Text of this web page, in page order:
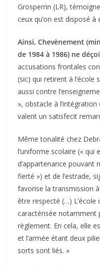
Grosperrin (LR),
ceux qu’on est disposé à
Ainsi, Chevènement
de 1984 à 1986) ne
accusations frontales
(sic) qui retirent à l’école
aussi contre
», obstacle à
valent un satisfecit
Même tonalité chez
l’uniforme scolaire (« qui
d’appartenance pouvant
fierté ») et de l’estrade,
favorise la transmission
être respecté (…)
caractérisée notamment
règlement. En cela, elle
et l’armée étant deux
sorts sont liés. »